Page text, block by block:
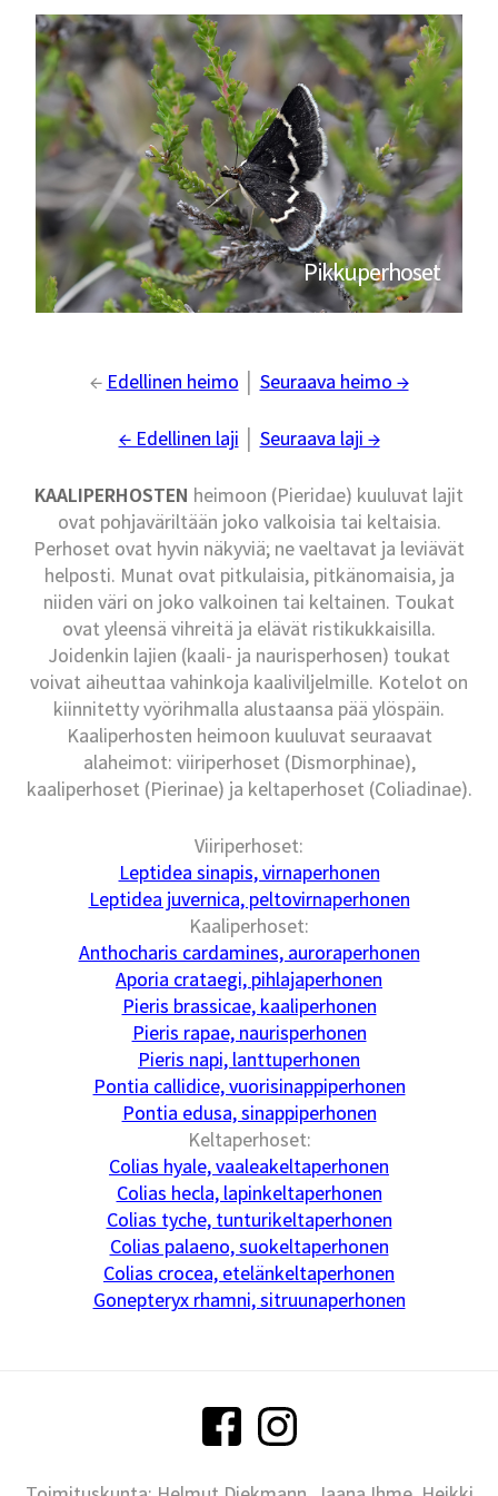
Pikkuperhoset
← Edellinen heimo Seuraava heimo →
← Edellinen laji Seuraava laji →
KAALIPERHOSTEN heimoon (Pieridae) kuuluvat lajit
ovat pohjaväriltään joko valkoisia tai keltaisia.
Perhoset ovat hyvin näkyviä; ne vaeltavat ja leviävät
helposti. Munat ovat pitkulaisia, pitkänomaisia, ja
niiden väri on joko valkoinen tai keltainen. Toukat
ovat yleensä vihreitä ja elävät ristikukkaisilla.
Joidenkin lajien (kaali- ja naurisperhosen) toukat
voivat aiheuttaa vahinkoja kaaliviljelmille. Kotelot on
kiinnitetty vyörihmalla alustaansa pää ylöspäin.
Kaaliperhosten heimoon kuuluvat seuraavat
alaheimot: viiriperhoset (Dismorphinae),
kaaliperhoset (Pierinae) ja keltaperhoset (Coliadinae).
Viiriperhoset:
Leptidea sinapis, virnaperhonen
Leptidea juvernica, peltovirnaperhonen
Kaaliperhoset:
Anthocharis cardamines, auroraperhonen
Aporia crataegi, pihlajaperhonen
Pieris brassicae, kaaliperhonen
Pieris rapae, naurisperhonen
Pieris napi, lanttuperhonen
Pontia callidice, vuorisinappiperhonen
Pontia edusa, sinappiperhonen
Keltaperhoset:
Colias hyale, vaaleakeltaperhonen
Colias hecla, lapinkeltaperhonen
Colias tyche, tunturikeltaperhonen
Colias palaeno, suokeltaperhonen
Colias crocea, etelänkeltaperhonen
Gonepteryx rhamni, sitruunaperhonen